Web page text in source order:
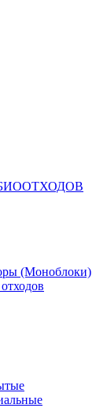
БИООТХОДОВ
(Моноблоки)